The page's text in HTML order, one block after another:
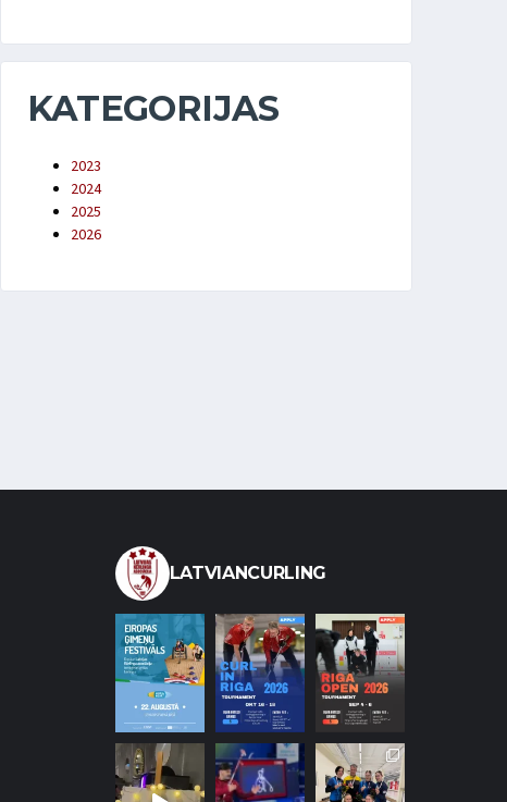
KATEGORIJAS
2023
2024
2025
2026
LATVIANCURLING